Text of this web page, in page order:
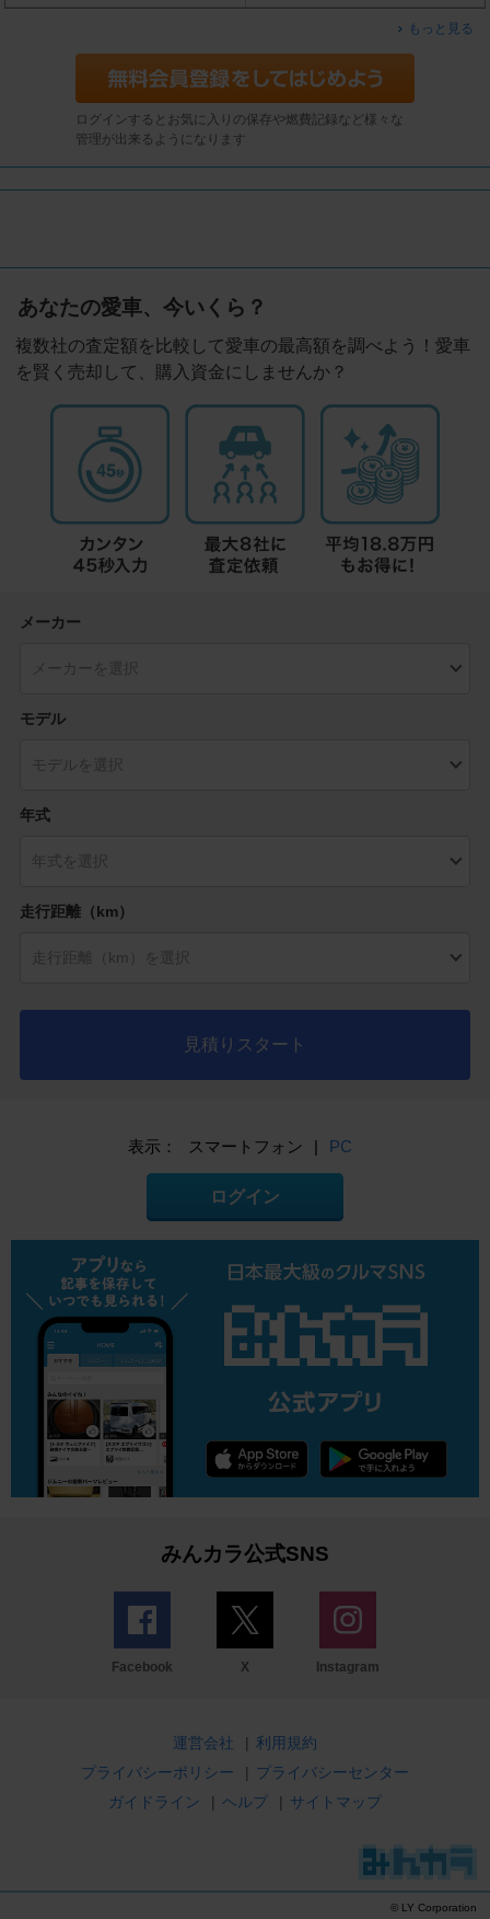
もっと見る
ログインするとお気に入りの保存や燃費記録など様々な
管理が出来るようになります
あなたの愛車、今いくら？
複数社の査定額を比較して愛車の最高額を調べよう！愛車
を賢く売却して、購入資金にしませんか？
メーカー
モデル
年式
走行距離（km）
見積りスタート
表示： スマートフォン | PC
ログイン
みんカラ公式SNS
Facebook X Instagram
運営会社 | 利用規約
プライバシーポリシー
| プライバシーセンター
ガイドライン
| ヘルプ | サイトマップ
© LY Corporation